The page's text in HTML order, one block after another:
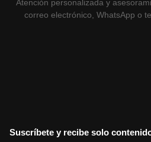
Atención personalizada y
correo electrónico, WhatsApp o
Suscríbete y recibe solo